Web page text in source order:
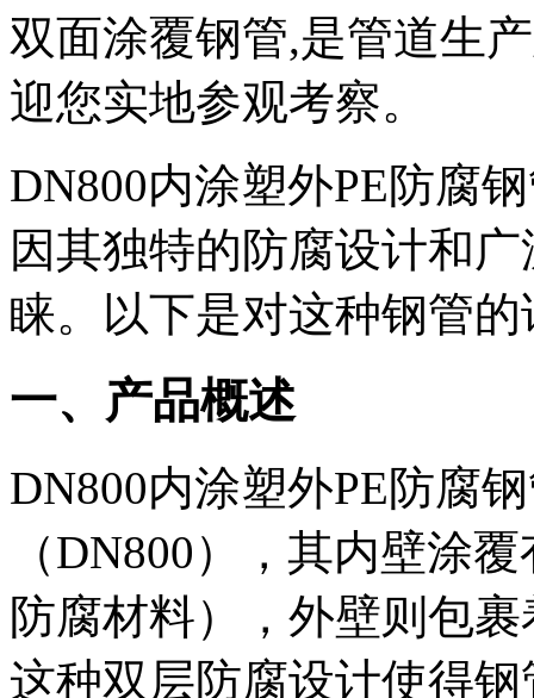
双面涂覆钢管,是管道生
迎您实地参观考察。
DN800内涂塑外PE防腐
因其独特的防腐设计和
睐。以下是对这种钢管
一、产品概述
DN800内涂塑外PE防腐
（DN800），其内壁涂
防腐材料），外壁则包
这种双层防腐设计使得